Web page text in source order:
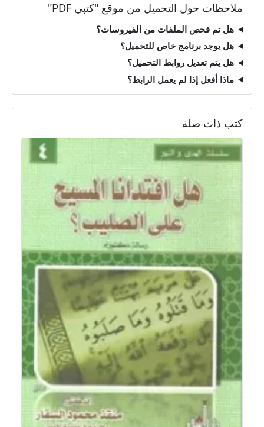
ملاحظات حول التحميل من موقع "كتبي PDF"
هل تم فحص الملفات من الفيروسات؟
هل يوجد برنامج خاص للتحميل؟
هل يتم تعديل روابط التحميل؟
ماذا أفعل إذا لم يعمل الرابط؟
كتب ذات صلة